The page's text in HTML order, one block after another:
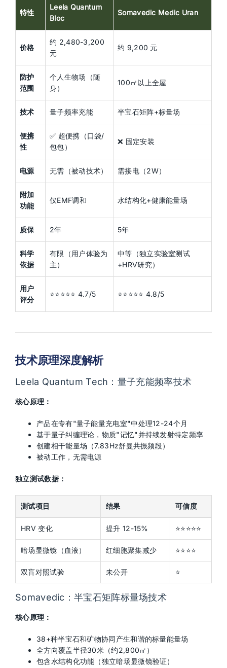
特性
Leela Quantum
Bloc
Somavedic Medic Uran
价格
约 2,480-3,200
元
约 9,200 元
防护
范围
个人生物场（随
身）
100㎡以上全屋
技术 量子频率充能 半宝石矩阵+标量场
便携
性
✅ 超便携（口袋/
包包）
❌ 固定安装
电源 无需（被动技术） 需接电（2W）
附加
功能
仅EMF调和 水结构化+健康能量场
质保 2年 5年
科学
依据
有限（用户体验为
主）
中等（独立实验室测试
+HRV研究）
用户
评分
⭐⭐⭐⭐⭐ 4.7/5 ⭐⭐⭐⭐⭐ 4.8/5
技术原理深度解析
Leela Quantum Tech：量子充能频率技术
核心原理：
产品在专有"量子能量充电室"中处理12-24个月
基于量子纠缠理论，物质"记忆"并持续发射特定频率
创建相干能量场（7.83Hz舒曼共振频段）
被动工作，无需电源
独立测试数据：
测试项目 结果 可信度
HRV 变化 提升 12-15% ⭐⭐⭐⭐⭐
暗场显微镜（血液） 红细胞聚集减少 ⭐⭐⭐⭐
双盲对照试验 未公开 ⭐
Somavedic：半宝石矩阵标量场技术
核心原理：
38+种半宝石和矿物协同产生和谐的标量能量场
全方向覆盖半径30米（约2,800㎡）
包含水结构化功能（独立暗场显微镜验证）